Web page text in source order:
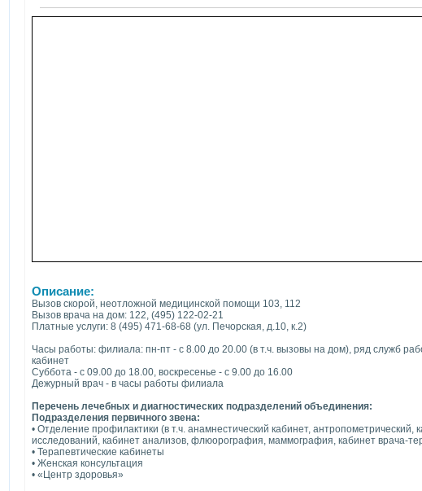
Описание:
Вызов скорой, неотложной медицинской помощи 103, 112
Вызов врача на дом: 122, (495) 122-02-21
Платные услуги: 8 (495) 471-68-68 (ул. Печорская, д.10, к.2)
Часы работы: филиала: пн-пт - с 8.00 до 20.00 (в т.ч. вызовы на дом), ряд служб
кабинет
Суббота - с 09.00 до 18.00, воскресенье - с 9.00 до 16.00
Дежурный врач - в часы работы филиала
Перечень лечебных и диагностических подразделений объединения:
Подразделения первичного звена:
• Отделение профилактики (в т.ч. анамнестический кабинет, антропометрический,
исследований, кабинет анализов, флюорография, маммография, кабинет врача-
• Терапевтические кабинеты
• Женская консультация
• «Центр здоровья»